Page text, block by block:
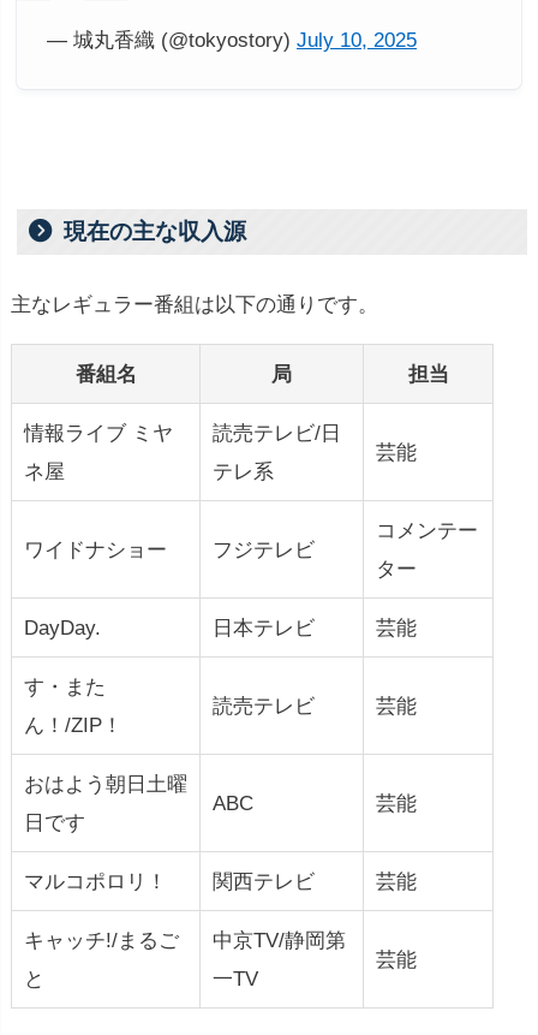
— 城丸香織 (@tokyostory) July 10, 2025
現在の主な収入源
主なレギュラー番組は以下の通りです。
番組名 局 担当
情報ライブ ミヤ
ネ屋
読売テレビ/日
テレ系
芸能
ワイドナショー フジテレビ
コメンテー
ター
DayDay. 日本テレビ 芸能
す・また
ん！/ZIP！
読売テレビ 芸能
おはよう朝日土曜
日です
ABC 芸能
マルコポロリ！ 関西テレビ 芸能
キャッチ!/まるご
と
中京TV/静岡第
一TV
芸能